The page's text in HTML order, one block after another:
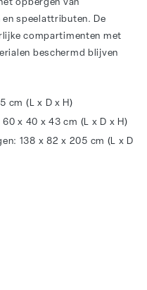
opbergen van
speelattributen. De
compartimenten met
beschermd blijven
cm (L x D x H)
x 40 x 43 cm (L x D x H)
138 x 82 x 205 cm (L x D